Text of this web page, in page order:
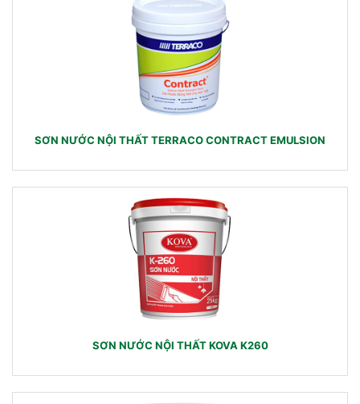
SƠN NƯỚC NỘI THẤT TERRACO CONTRACT EMULSION
SƠN NƯỚC NỘI THẤT KOVA K260